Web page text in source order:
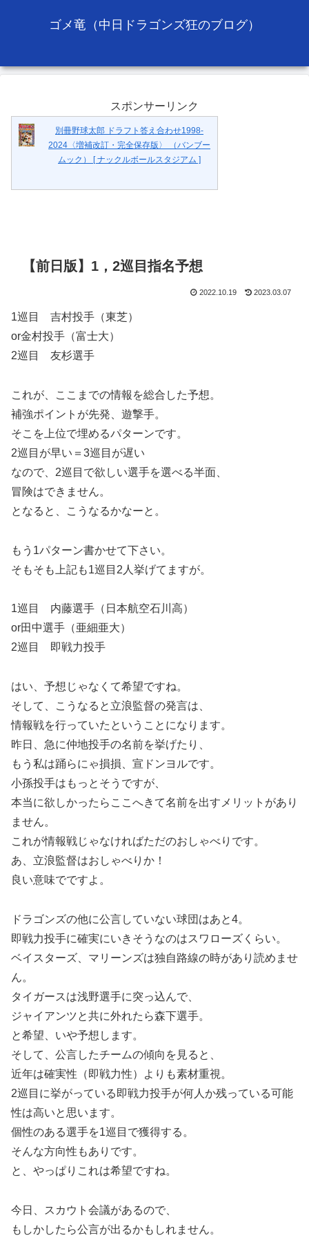
ゴメ竜（中日ドラゴンズ狂のブログ）
スポンサーリンク
別冊野球太郎 ドラフト答え合わせ1998-
2024〈増補改訂・完全保存版〉 （バンブー
ムック） [ ナックルボールスタジアム ]
【前日版】1，2巡目指名予想
2022.10.19 2023.03.07
1巡目 吉村投手（東芝）
or金村投手（富士大）
2巡目 友杉選手
これが、ここまでの情報を総合した予想。
補強ポイントが先発、遊撃手。
そこを上位で埋めるパターンです。
2巡目が早い＝3巡目が遅い
なので、2巡目で欲しい選手を選べる半面、
冒険はできません。
となると、こうなるかなーと。
もう1パターン書かせて下さい。
そもそも上記も1巡目2人挙げてますが。
1巡目 内藤選手（日本航空石川高）
or田中選手（亜細亜大）
2巡目 即戦力投手
はい、予想じゃなくて希望ですね。
そして、こうなると立浪監督の発言は、
情報戦を行っていたということになります。
昨日、急に仲地投手の名前を挙げたり、
もう私は踊らにゃ損損、宣ドンヨルです。
小孫投手はもっとそうですが、
本当に欲しかったらここへきて名前を出すメリットがあり
ません。
これが情報戦じゃなければただのおしゃべりです。
あ、立浪監督はおしゃべりか！
良い意味でですよ。
ドラゴンズの他に公言していない球団はあと4。
即戦力投手に確実にいきそうなのはスワローズくらい。
ベイスターズ、マリーンズは独自路線の時があり読めませ
ん。
タイガースは浅野選手に突っ込んで、
ジャイアンツと共に外れたら森下選手。
と希望、いや予想します。
そして、公言したチームの傾向を見ると、
近年は確実性（即戦力性）よりも素材重視。
2巡目に挙がっている即戦力投手が何人か残っている可能
性は高いと思います。
個性のある選手を1巡目で獲得する。
そんな方向性もありです。
と、やっぱりこれは希望ですね。
今日、スカウト会議があるので、
もしかしたら公言が出るかもしれません。